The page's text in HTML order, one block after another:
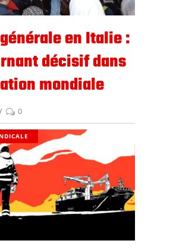
en Italie :
décisif dans
mondiale
0